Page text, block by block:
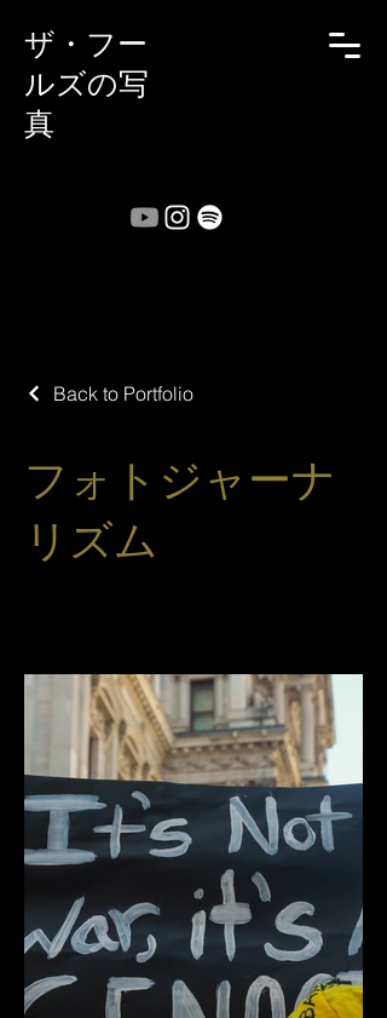
ザ・フー
ルズの写
真
Back to Portfolio
フォトジャーナ
リズム